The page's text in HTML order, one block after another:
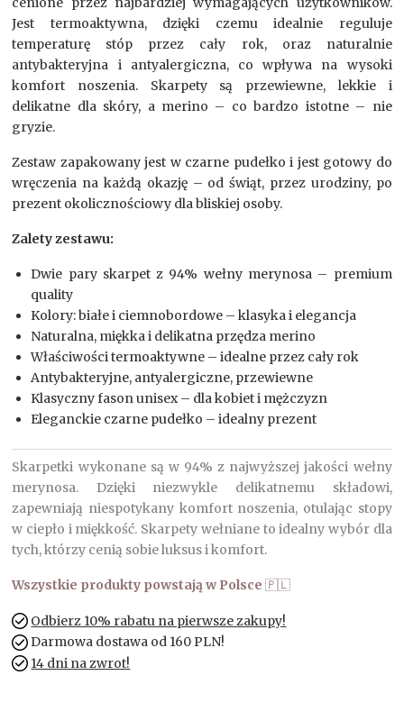
Jest termoaktywna, dzięki czemu idealnie reguluje
temperaturę stóp przez cały rok, oraz naturalnie
antybakteryjna i antyalergiczna, co wpływa na wysoki
komfort noszenia. Skarpety są przewiewne, lekkie i
delikatne dla skóry, a merino – co bardzo istotne – nie
gryzie.
Zestaw zapakowany jest w czarne pudełko i jest gotowy do
wręczenia na każdą okazję – od świąt, przez urodziny, po
prezent okolicznościowy dla bliskiej osoby.
Zalety zestawu:
Dwie pary skarpet z 94% wełny merynosa – premium
quality
Kolory: białe i ciemnobordowe – klasyka i elegancja
Naturalna, miękka i delikatna przędza merino
Właściwości termoaktywne – idealne przez cały rok
Antybakteryjne, antyalergiczne, przewiewne
Klasyczny fason unisex – dla kobiet i mężczyzn
Eleganckie czarne pudełko – idealny prezent
Skarpetki wykonane są w 94% z najwyższej jakości wełny
merynosa. Dzięki niezwykle delikatnemu składowi,
zapewniają niespotykany komfort noszenia, otulając stopy
w ciepło i miękkość. Skarpety wełniane to idealny wybór dla
tych, którzy cenią sobie luksus i komfort.
Wszystkie produkty powstają w Polsce 🇵🇱
Odbierz 10% rabatu na pierwsze zakupy!
Darmowa dostawa od 160 PLN!
14 dni na zwrot!